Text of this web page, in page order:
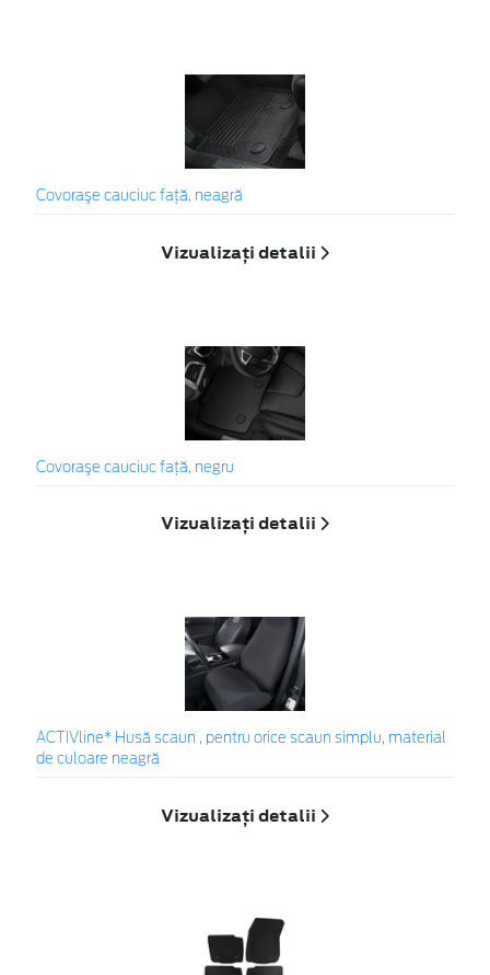
Covoraşe cauciuc faţă, neagră
Vizualizați detalii
Covoraşe cauciuc față, negru
Vizualizați detalii
ACTIVline* Husă scaun , pentru orice scaun simplu, material
de culoare neagră
Vizualizați detalii